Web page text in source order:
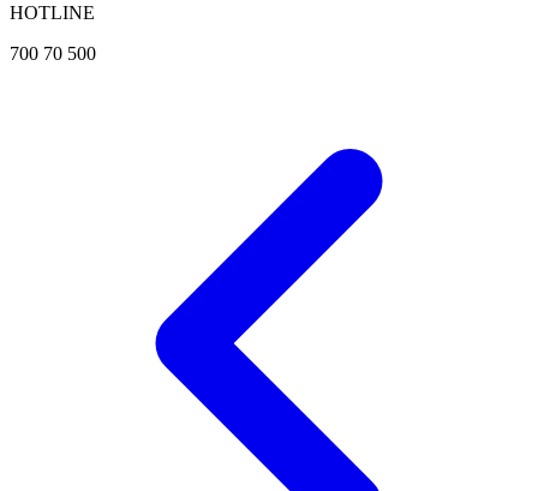
HOTLINE
700 70 500